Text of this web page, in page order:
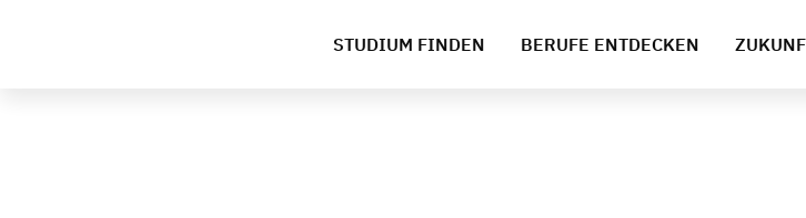
STUDIUM FINDEN BERUFE ENTDECKEN